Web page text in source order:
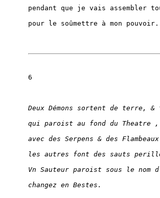
pendant que je vais assembler
pour le soûmettre à mon pouvoir.
6
Deux Démons sortent de terre,
qui paroist au fond du Theatre
avec des Serpens & des
les autres font des sauts
Vn Sauteur paroist sous le nom
changez en Bestes.